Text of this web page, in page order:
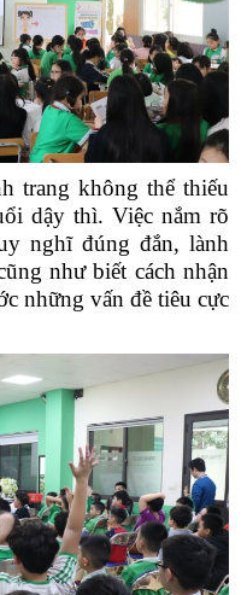
trang không thể thiếu
dậy thì. Việc nắm rõ
nghĩ đúng đắn, lành
như biết cách nhận
những vấn đề tiêu cực